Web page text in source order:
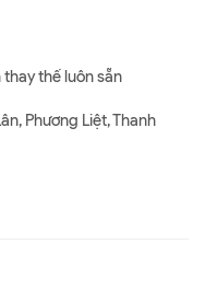
thay thế luôn sẵn
Phương Liệt, Thanh